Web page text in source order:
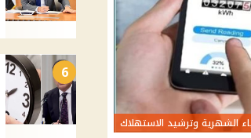
الشهرية وترشيد الاستهلاك
6